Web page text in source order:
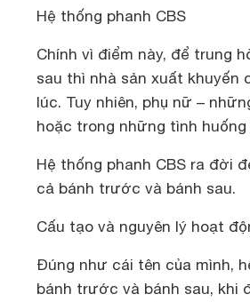
Hệ thống phanh CBS
Chính vì điểm này, để trung
sau thì nhà sản xuất khuyến
lúc. Tuy nhiên, phụ nữ –
hoặc trong những tình
Hệ thống phanh CBS ra đời
cả bánh trước và bánh sau.
Cấu tạo và nguyên lý hoạt
Đúng như cái tên của mình,
bánh trước và bánh sau, khi